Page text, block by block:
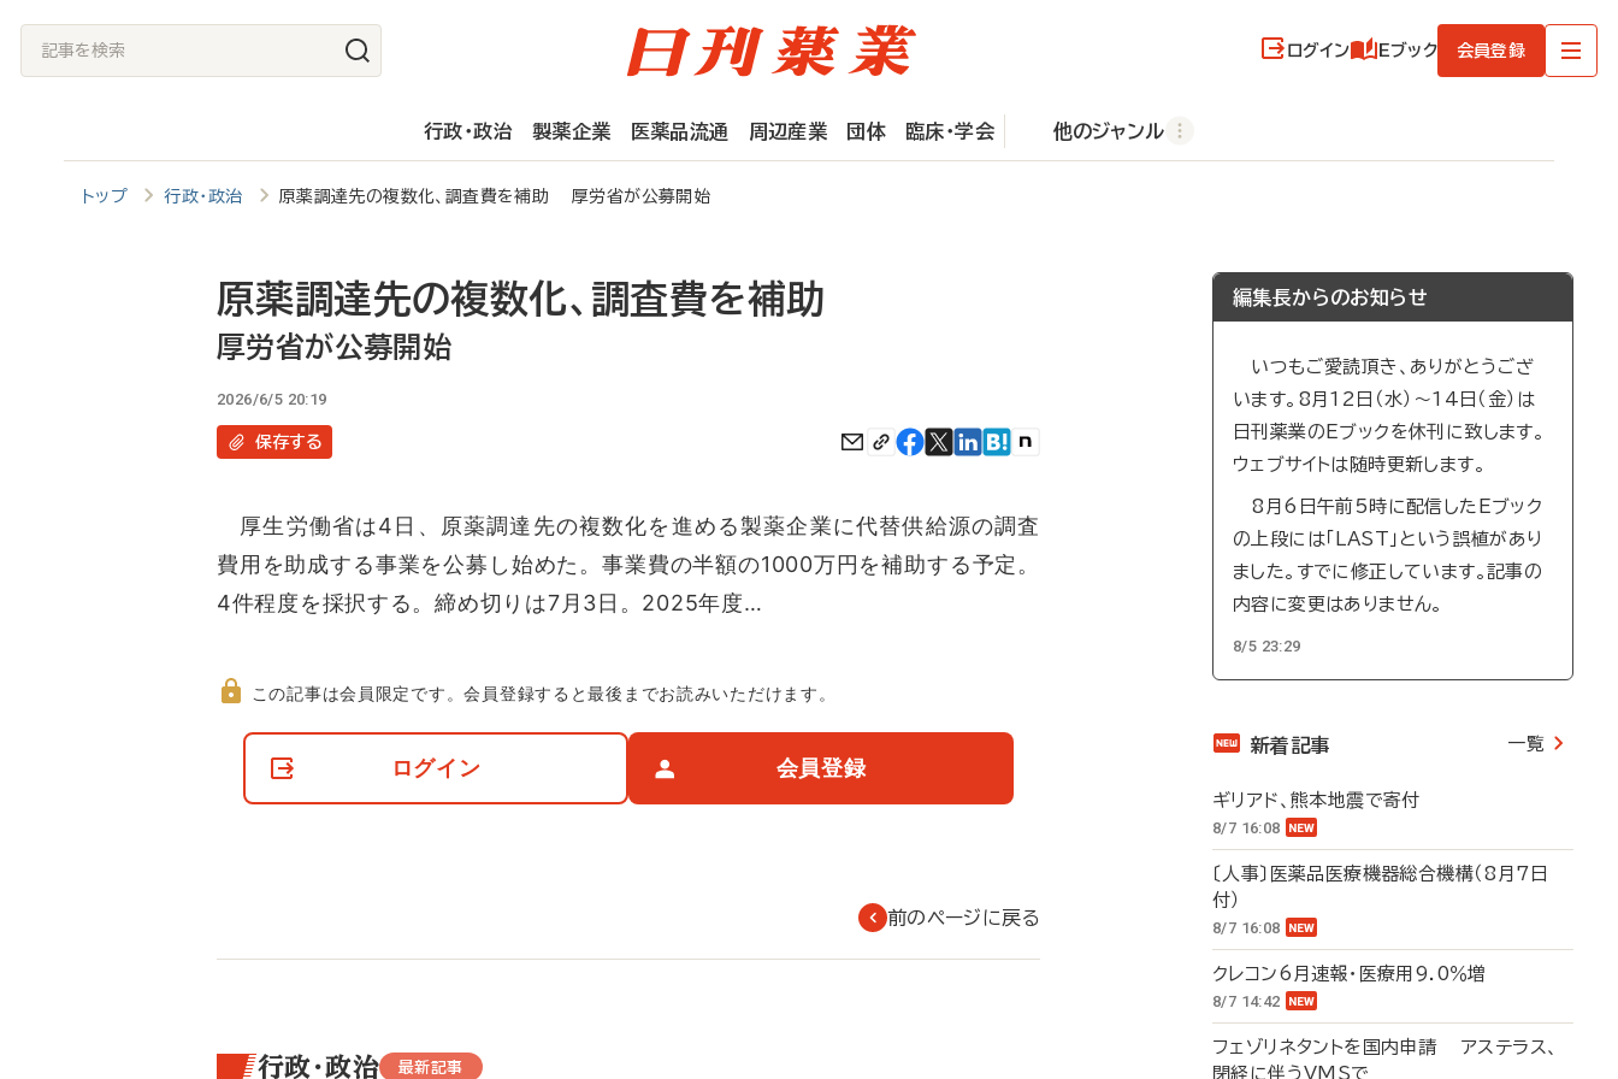
記
事
ログイン Eブック 会員登録
行政・政治 製薬企業 医薬品流通 周辺産業 団体 臨床・学会 他のジャンル
トップ 行政・政治 原薬調達先の複数化、調査費を補助 厚労省が公募開始
原薬調達先の複数化、調査費を補助
厚労省が公募開始
2026/6/5 20:19
保存する
厚生労働省は4日、原薬調達先の複数化を進める製薬企業に代替供給源の調査
費用を助成する事業を公募し始めた。事業費の半額の1000万円を補助する予定。
4件程度を採択する。締め切りは7月3日。2025年度…
て
この記事は会員限定です。会員登録すると最後までお読みいただけます。
ログイン 会員登録
前のページに戻る
行政・政治 最新記事
編集長からのお知らせ
いつもご愛読頂き、ありがとうござ
います。8月12日（水）～14日（金）は
日刊薬業のEブックを休刊に致します。
ウェブサイトは随時更新します。
8月6日午前5時に配信したEブック
の上段には「LAST」という誤植があり
ました。すでに修正しています。記事の
内容に変更はありません。
8/5 23:29
新着記事 一覧
ギリアド、熊本地震で寄付
8/7 16:08
〔人事〕医薬品医療機器総合機構（8月7日
付）
8/7 16:08
クレコン6月速報・医療用9.0％増
8/7 14:42
フェゾリネタントを国内申請 アステラス、
閉経に伴うVMSで